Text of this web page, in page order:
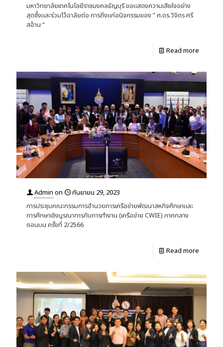
มหาวิทยาลัยเทคโนโลยีราชมงคลธัญบุรี ขอแสดงความเสียใจอย่าง
สุดซึ้งและร่วมไว้อาลัยต่อ การถึงแก่อนิจกรรมของ ” ศ.ดร.วิจิตร ศรี
สอ้าน “
Read more
Admin on
กันยายน 29, 2023
การประชุมคณะกรรมการอำนวยการเครือข่ายพัฒนาสหกิจศึกษาและ
การศึกษาเชิงบูรณาการกับการทำงาน (เครือข่าย CWIE) ภาคกลาง
ตอนบน ครั้งที่ 2/2566
Read more